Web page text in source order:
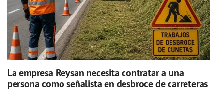
La empresa Reysan necesita contratar a una
persona como señalista en desbroce de carreteras